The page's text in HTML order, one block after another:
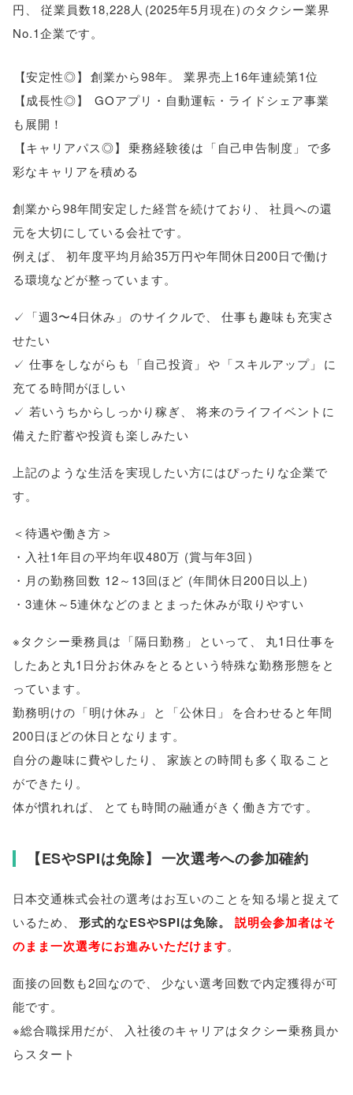
円、 従業員数18,228人 (2025年5月現在)のタクシー業界
No.1企業です。
【安定性◎】 創業から98年。
業界売上16年連続第1位
【成長性◎】
GOアプリ・自動運転・ライドシェア事業
も展開！
【キャリアパス◎】 乗務経験後は 「自己申告制度 」
で多
彩なキャリアを積める
創業から98年間安定した経営を続けており
社員への還
元を大切にしている会社です。
例えば、
初年度平均月給35万円や年間休日200日で働け
る環境などが整っています。
✓ 「週3〜4日休み 」 のサイクルで
仕事も趣味も充実さ
せたい
✓ 仕事をしながらも
「自己投資 」 や 「スキルアップ 」
に
充てる時間がほしい
✓ 若いうちからしっかり稼ぎ
将来のライフイベントに
備えた貯蓄や投資も楽しみたい
上記のような生活を実現したい方にはぴったりな企業で
す。
＜待遇や働き方＞
・入社1年目の平均年収480万 (賞与年3回)
・月の勤務回数 12～13回ほど (年間休日200日以上 )
・3連休～5連休などのまとまった休みが取りやすい
※タクシー乗務員は 「隔日勤務 」 といって
丸1日仕事を
したあと丸1日分お休みをとるという特殊な勤務形態をと
っています。
勤務明けの 「明け休み 」 と 「公休日 」
を合わせると年間
200日ほどの休日となります。
自分の趣味に費やしたり
家族との時間も多く取ること
ができたり 。
体が慣れれば、 とても時間の融通がきく働き方です。
【ESやSPIは免除】 一次選考への参加確約
日本交通株式会社の選考はお互いのことを知る場と捉えて
いるため
形式的なESやSPIは免除。
説明会参加者はそ
のまま一次選考にお進みいただけます。
面接の回数も2回なので
少ない選考回数で内定獲得が可
能です。
※総合職採用だが
入社後のキャリアはタクシー乗務員か
らスタート